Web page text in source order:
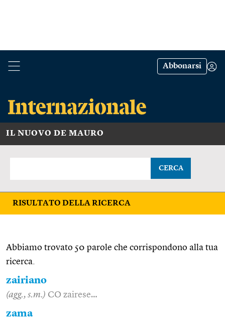
Abbonarsi
IL NUOVO DE MAURO
CERCA
RISULTATO DELLA RICERCA
Abbiamo trovato 50 parole che corrispondono alla tua
ricerca.
zairiano
(agg., s.m.) CO zairese…
zama